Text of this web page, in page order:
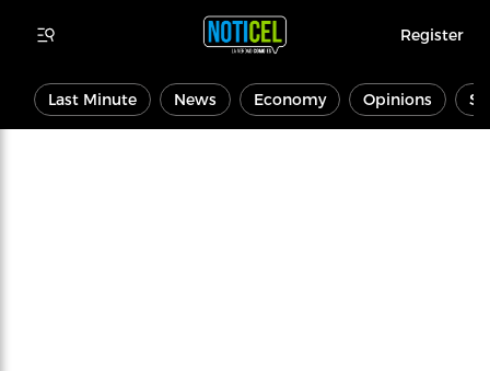
Register
Last Minute News Economy Opinions